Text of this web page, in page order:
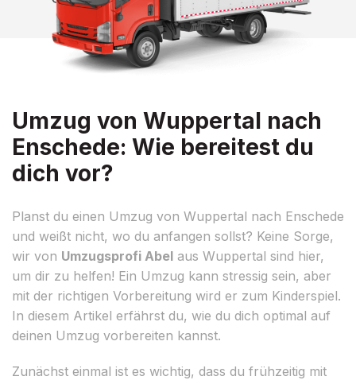
Umzug von Wuppertal nach
Enschede: Wie bereitest du
dich vor?
Planst du einen Umzug von Wuppertal nach Enschede
und weißt nicht, wo du anfangen sollst? Keine Sorge,
wir von Umzugsprofi Abel aus Wuppertal sind hier,
um dir zu helfen! Ein Umzug kann stressig sein, aber
mit der richtigen Vorbereitung wird er zum Kinderspiel.
In diesem Artikel erfährst du, wie du dich optimal auf
deinen Umzug vorbereiten kannst.
Zunächst einmal ist es wichtig, dass du frühzeitig mit